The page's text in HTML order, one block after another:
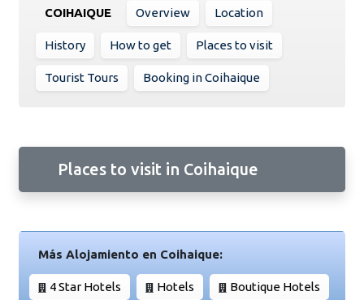
COIHAIQUE Overview Location
History How to get Places to visit
Tourist Tours Booking in Coihaique
Places to visit in Coihaique
Más Alojamiento en Coihaique:
4 Star Hotels Hotels Boutique Hotels